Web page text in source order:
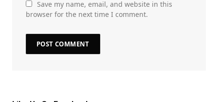
Save my name, email, and website in this
browser for the next time I comment.